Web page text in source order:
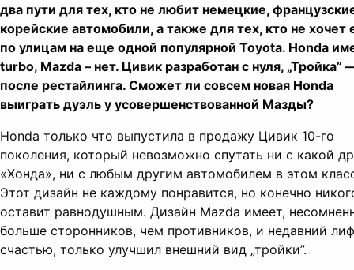
два пути для тех, кто не любит немецкие,
корейские автомобили, а также для тех, кто не хочет
по улицам на еще одной популярной Toyota. Honda
turbo, Mazda – нет. Цивик разработан с нуля, „Тройка”
после рестайлинга. Сможет ли совсем новая Honda
выиграть дуэль у усовершенствованной Мазды?
Honda только что выпустила в продажу Цивик 10-го
поколения, который невозможно спутать ни с какой
«Хонда», ни с любым другим автомобилем в этом
Этот дизайн не каждому понравится, но конечно
оставит равнодушным. Дизайн Mazda имеет,
больше сторонников, чем противников, и недавний
счастью, только улучшил внешний вид „тройки”.